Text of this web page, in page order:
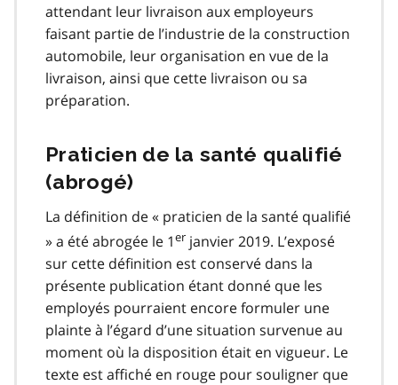
attendant leur livraison aux employeurs
faisant partie de l’industrie de la construction
automobile, leur organisation en vue de la
livraison, ainsi que cette livraison ou sa
préparation.
Praticien de la santé qualifié
(abrogé)
La définition de « praticien de la santé qualifié
» a été abrogée le 1er janvier 2019. L’exposé
sur cette définition est conservé dans la
présente publication étant donné que les
employés pourraient encore formuler une
plainte à l’égard d’une situation survenue au
moment où la disposition était en vigueur. Le
texte est affiché en rouge pour souligner que